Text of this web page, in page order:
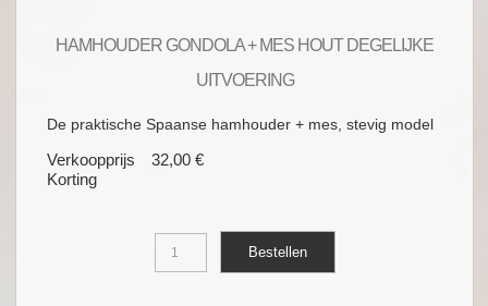
HAMHOUDER GONDOLA + MES HOUT DEGELIJKE
UITVOERING
De praktische Spaanse hamhouder + mes, stevig model
Verkoopprijs
32,00 €
Korting